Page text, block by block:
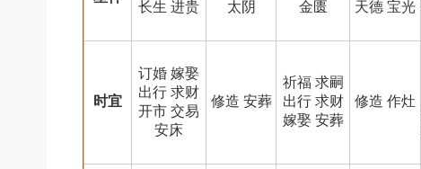
长生 进贵
太阴
金匮
天德 宝光
时宜
订婚 嫁娶
出行 求财
开市 交易
安床
修造 安葬
祈福 求嗣
出行 求财
嫁娶 安葬
修造 作灶